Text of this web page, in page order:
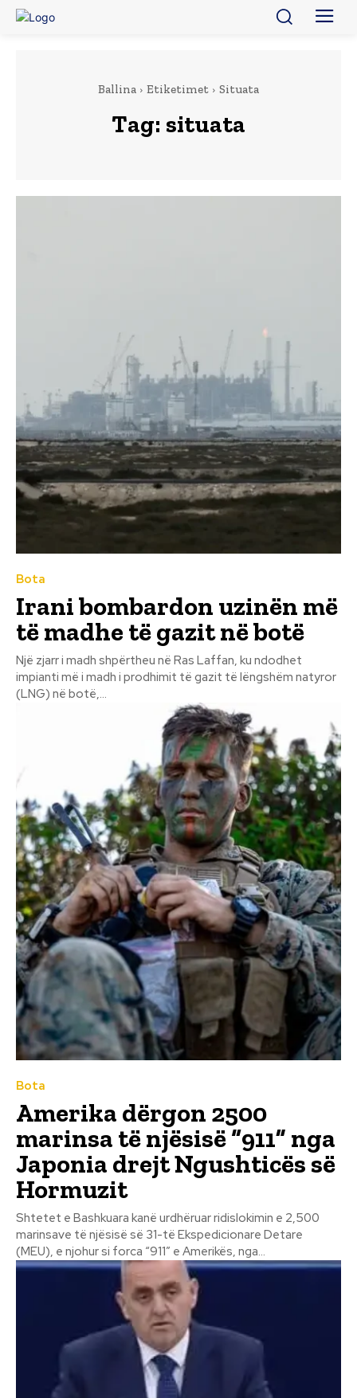
Ballina Etiketimet Situata
Tag: situata
Bota
Irani bombardon uzinën më
të madhe të gazit në botë
Një zjarr i madh shpërtheu në Ras Laffan, ku ndodhet
impianti më i madh i prodhimit të gazit të lëngshëm natyror
(LNG) në botë,...
Bota
Amerika dërgon 2500
marinsa të njësisë “911” nga
Japonia drejt Ngushticës së
Hormuzit
Shtetet e Bashkuara kanë urdhëruar ridislokimin e 2,500
marinsave të njësisë së 31-të Ekspedicionare Detare
(MEU), e njohur si forca “911” e Amerikës, nga...